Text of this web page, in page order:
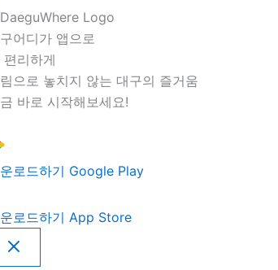
어디가 앱으로
편리하게
으로 놓치지 않는 대구의 즐거움
바로 시작해보세요!
로드하기 Google Play
로드하기 App Store